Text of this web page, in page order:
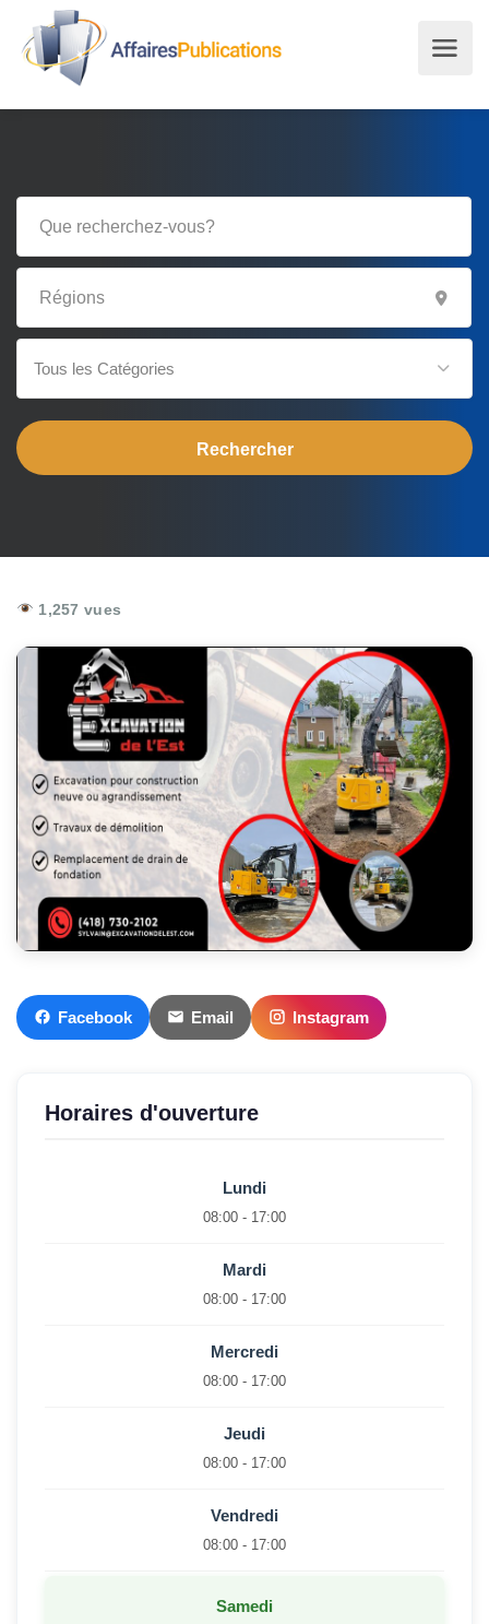
Tous les Catégories
1,257 vues
Facebook Email Instagram
Horaires d'ouverture
Lundi
08:00 - 17:00
Mardi
08:00 - 17:00
Mercredi
08:00 - 17:00
Jeudi
08:00 - 17:00
Vendredi
08:00 - 17:00
Samedi